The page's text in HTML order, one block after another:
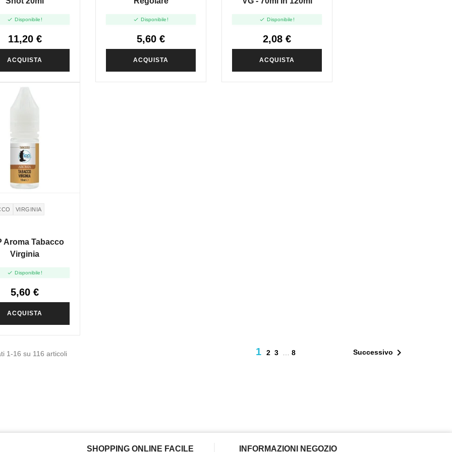
 Disponibile!
11,20 €
ACQUISTA
 Disponibile!
5,60 €
ACQUISTA
 Disponibile!
2,08 €
ACQUISTA
VIRGINIA
Aroma Tabacco
Virginia
 Disponibile!
5,60 €
ACQUISTA
1-16 su 116 articoli 1 2 3 8 Successivo 
SHOPPING ONLINE FACILE INFORMAZIONI NEGOZIO